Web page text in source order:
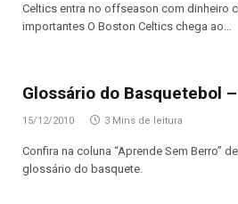
Celtics entra no offseason com dinheiro
importantes O Boston Celtics chega ao…
Glossário do Basquetebol
15/12/2010 3 Mins de leitura
Confira na coluna “Aprende Sem Berro”
glossário do basquete.